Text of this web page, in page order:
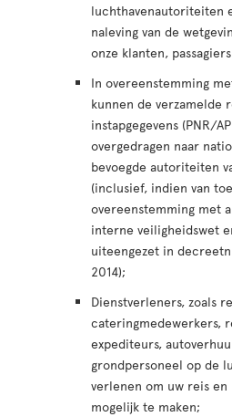
luchthavenautoriteiten
naleving van de
onze klanten,
In overeenstemming
kunnen de verzamelde
instapgegevens (PNR/
overgedragen naar
bevoegde autoriteiten
(inclusief, indien van
overeenstemming met
interne veiligheidswet
uiteengezet in
2014);
Dienstverleners, zoals
cateringmedewerkers,
expediteurs,
grondpersoneel op de
verlenen om uw reis en
mogelijk te maken;